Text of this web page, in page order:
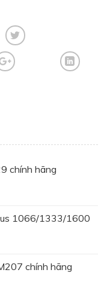
chính hãng
₫.
1066/1333/1600
₫.
chính hãng